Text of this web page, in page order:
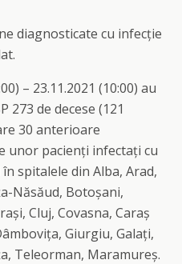
diagnosticate cu infecție
– 23.11.2021 (10:00) au
de decese (121
30 anterioare
unor pacienți infectați cu
spitalele din Alba, Arad,
Năsăud, Botoșani,
Cluj, Covasna, Caraș
Giurgiu, Galați,
Teleorman, Maramureș.